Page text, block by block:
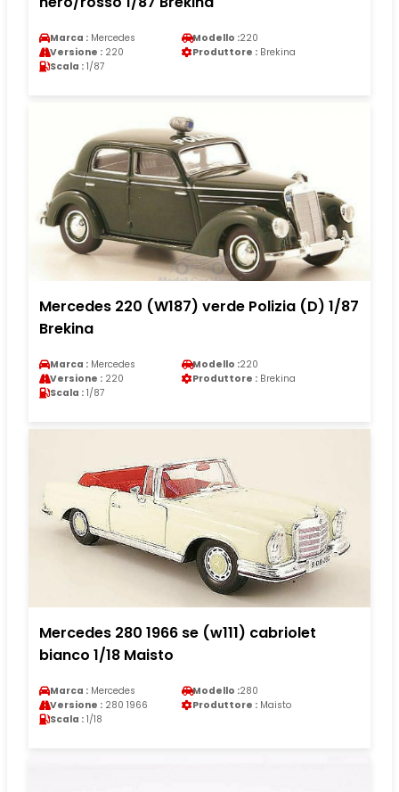
Marca : Mercedes Modello :220
Versione : 220 Produttore : Brekina
Scala : 1/87
Mercedes 220 (W187) verde Polizia (D) 1/87
Brekina
Marca : Mercedes Modello :220
Versione : 220 Produttore : Brekina
Scala : 1/87
Mercedes 280 1966 se (w111) cabriolet
bianco 1/18 Maisto
Marca : Mercedes Modello :280
Versione : 280 1966 Produttore : Maisto
Scala : 1/18